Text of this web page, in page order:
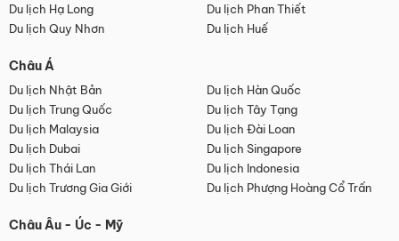
Du lịch Hạ Long
Du lịch Phan Thiết
Du lịch Quy Nhơn
Du lịch Huế
Châu Á
Du lịch Nhật Bản
Du lịch Hàn Quốc
Du lịch Trung Quốc
Du lịch Tây Tạng
Du lịch Malaysia
Du lịch Đài Loan
Du lịch Dubai
Du lịch Singapore
Du lịch Thái Lan
Du lịch Indonesia
Du lịch Trương Gia Giới
Du lịch Phượng Hoàng Cổ Trấn
Châu Âu - Úc - Mỹ